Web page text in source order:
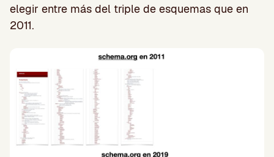
elegir entre más del triple de esquemas que en
2011.